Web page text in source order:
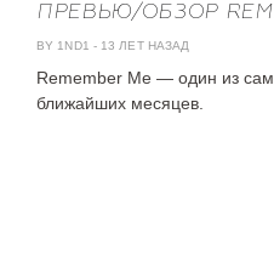
ПРЕВЬЮ/ОБЗОР
BY 1ND1 - 13 ЛЕТ НАЗАД
Remember Me — один из
ближайших месяцев.